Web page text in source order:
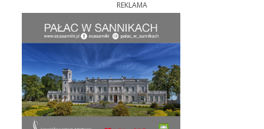
REKLAMA